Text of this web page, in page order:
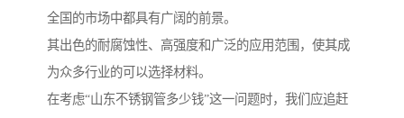
全国的市场中都具有广阔的前景。
其出色的耐腐蚀性、高强度和广泛的应用范围，使其成
为众多行业的可以选择材料。
在考虑“山东不锈钢管多少钱”这一问题时，我们应追赶